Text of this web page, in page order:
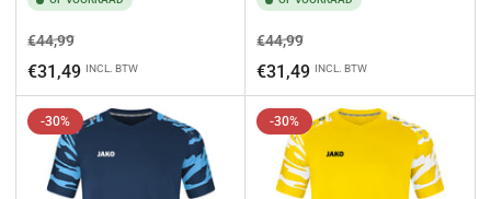
Normale
prijs
€44,99Aanbiedingsprijs
€31,49 INCL. BTW
Normale
prijs
€44,99Aanbiedingsprijs
€31,49 INCL. BTW
-30% -30%